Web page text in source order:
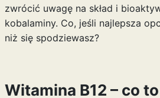
zwrócić uwagę na skład i
kobalaminy. Co, jeśli najlepsza
niż się spodziewasz?
Witamina B12 – co